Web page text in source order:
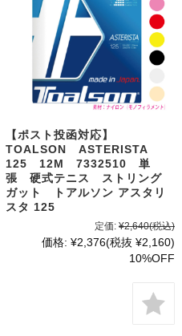
【ポスト投函対応】
TOALSON ASTERISTA
125 12M 7332510 単
張 硬式テニス ストリング
ガット トアルソン アスタリ
スタ 125
定価: ¥2,640(税込)
価格: ¥2,376(税抜 ¥2,160)
10%OFF